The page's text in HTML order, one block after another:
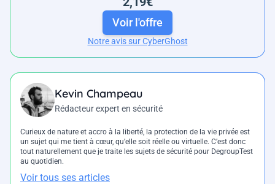
Voir l'offre
Notre avis sur CyberGhost
Kevin Champeau
Rédacteur expert en sécurité
Curieux de nature et accro à la liberté, la protection de la vie privée est
un sujet qui me tient à cœur, qu’elle soit réelle ou virtuelle. C’est donc
tout naturellement que je traite les sujets de sécurité pour DegroupTest
au quotidien.
Voir tous ses articles